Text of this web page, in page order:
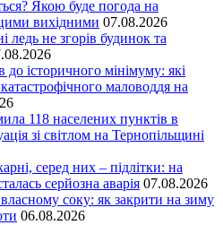
Якою буде погода на
вихідними 07.08.2026
ледь не згорів будинок та
до історичного мінімуму: які
маловоддя на
118 населених пунктів в
зі світлом на Тернопільщині
серед них – підлітки: на
серйозна аварія 07.08.2026
соку: як закрити на зиму
06.08.2026